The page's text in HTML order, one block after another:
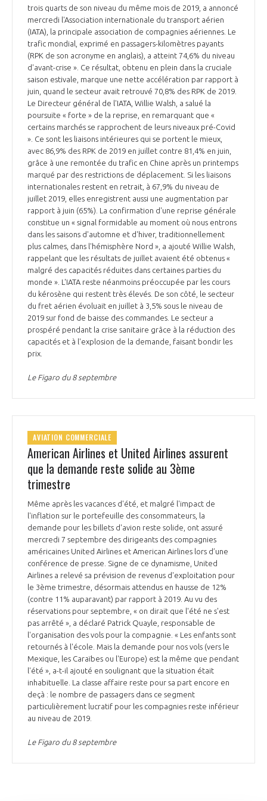
trois quarts de son niveau du même mois de 2019, a annoncé
mercredi l'Association internationale du transport aérien
(IATA), la principale association de compagnies aériennes. Le
trafic mondial, exprimé en passagers-kilomètres payants
(RPK de son acronyme en anglais), a atteint 74,6% du niveau
d'avant-crise ». Ce résultat, obtenu en plein dans la cruciale
saison estivale, marque une nette accélération par rapport à
juin, quand le secteur avait retrouvé 70,8% des RPK de 2019.
Le Directeur général de l'IATA, Willie Walsh, a salué la
poursuite « forte » de la reprise, en remarquant que «
certains marchés se rapprochent de leurs niveaux pré-Covid
». Ce sont les liaisons intérieures qui se portent le mieux,
avec 86,9% des RPK de 2019 en juillet contre 81,4% en juin,
grâce à une remontée du trafic en Chine après un printemps
marqué par des restrictions de déplacement. Si les liaisons
internationales restent en retrait, à 67,9% du niveau de
juillet 2019, elles enregistrent aussi une augmentation par
rapport à juin (65%). La confirmation d'une reprise générale
constitue un « signal formidable au moment où nous entrons
dans les saisons d'automne et d'hiver, traditionnellement
plus calmes, dans l'hémisphère Nord », a ajouté Willie Walsh,
rappelant que les résultats de juillet avaient été obtenus «
malgré des capacités réduites dans certaines parties du
monde ». L'IATA reste néanmoins préoccupée par les cours
du kérosène qui restent très élevés. De son côté, le secteur
du fret aérien évoluait en juillet à 3,5% sous le niveau de
2019 sur fond de baisse des commandes. Le secteur a
prospéré pendant la crise sanitaire grâce à la réduction des
capacités et à l'explosion de la demande, faisant bondir les
prix.
Le Figaro du 8 septembre
AVIATION COMMERCIALE
American Airlines et United Airlines assurent
que la demande reste solide au 3ème
trimestre
Même après les vacances d'été, et malgré l'impact de
l'inflation sur le portefeuille des consommateurs, la
demande pour les billets d'avion reste solide, ont assuré
mercredi 7 septembre des dirigeants des compagnies
américaines United Airlines et American Airlines lors d’une
conférence de presse. Signe de ce dynamisme, United
Airlines a relevé sa prévision de revenus d'exploitation pour
le 3ème trimestre, désormais attendus en hausse de 12%
(contre 11% auparavant) par rapport à 2019. Au vu des
réservations pour septembre, « on dirait que l'été ne s'est
pas arrêté », a déclaré Patrick Quayle, responsable de
l'organisation des vols pour la compagnie. « Les enfants sont
retournés à l'école. Mais la demande pour nos vols (vers le
Mexique, les Caraïbes ou l'Europe) est la même que pendant
l'été », a-t-il ajouté en soulignant que la situation était
inhabituelle. La classe affaire reste pour sa part encore en
deçà : le nombre de passagers dans ce segment
particulièrement lucratif pour les compagnies reste inférieur
au niveau de 2019.
Le Figaro du 8 septembre